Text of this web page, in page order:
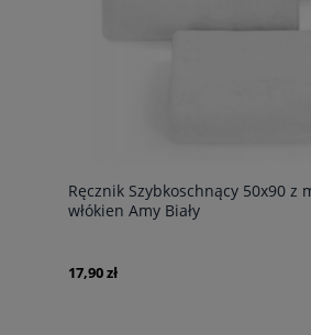
Ręcznik Szybkoschnący 50x90 z
włókien Amy Biały
17,90 zł